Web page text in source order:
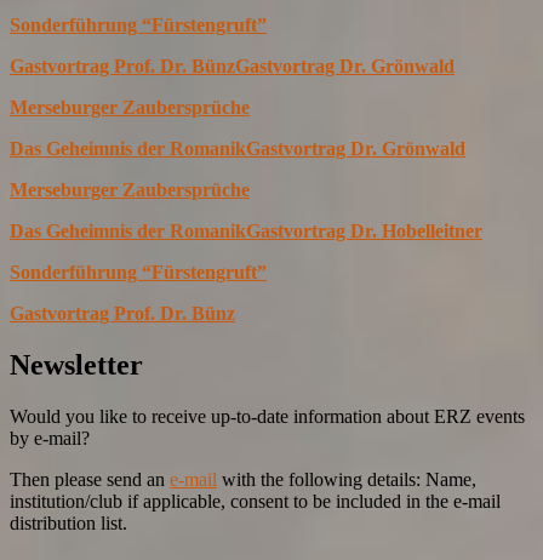
Sonderführung “Fürstengruft”
Gastvortrag Prof. Dr. BünzGastvortrag Dr. Grönwald
Merseburger Zaubersprüche
Das Geheimnis der RomanikGastvortrag Dr. Grönwald
Merseburger Zaubersprüche
Das Geheimnis der RomanikGastvortrag Dr. Hobelleitner
Sonderführung “Fürstengruft”
Gastvortrag Prof. Dr. Bünz
Newsletter
Would you like to receive up-to-date information about ERZ events
by e-mail?
Then please send an e-mail with the following details: Name,
institution/club if applicable, consent to be included in the e-mail
distribution list.